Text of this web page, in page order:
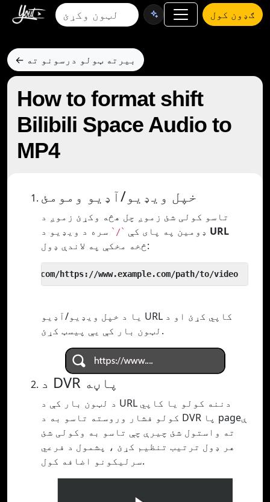
ګډون کول
← بیرته ټولو درسونو ته
How to format shift
Bilibili Space Audio to
MP4
خپل ویډیو/آډیو ومومئ
تاسو کولی شئ زموږ چل هڅه وکړئ زموږ د
ډومین په پای کې `/`
URL
څخه مخکې په لاندې ډول:
یا د خپل ویډیو/آډیو URL کاپي کړئ او د
لټون بار کې یې پیسټ کړئ.
د DVR پاڼه
د لټون بار کې د URL دننه کولو یا کاپي
کولو فشار وروسته تاسو به د DVR پا pageې
ته واستول شئ چیرې چې تاسو به وکولی شئ
هر ډول ترتیب تنظیم کړئ ، پشمول د فرعي
سرلیکونو اضافه کول.